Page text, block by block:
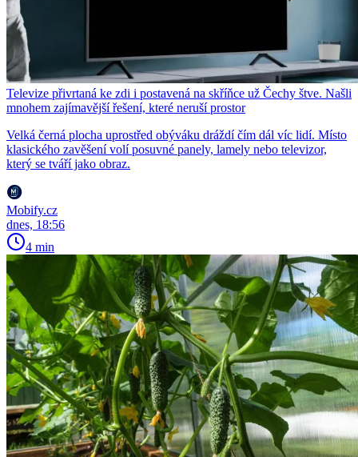
Televize přivrtaná ke zdi i postavená na skříňce už Čechy štve. Našli
mnohem zajímavější řešení, které neruší prostor
Velká černá plocha uprostřed obýváku dráždí čím dál víc lidí. Místo
klasického zavěšení volí posuvné panely, lamely nebo televizor,
který se tváří jako obraz.
Mobify.cz
dnes, 18:56
4 min